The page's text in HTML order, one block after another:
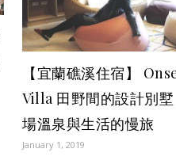
【宜蘭礁溪住宿】
Villa 田野間的設計別
場溫泉與生活的慢旅
January 1, 2019